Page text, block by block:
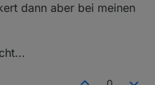
dann aber bei meinen